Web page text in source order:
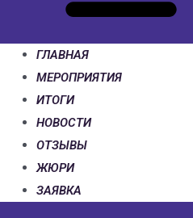
ГЛАВНАЯ
МЕРОПРИЯТИЯ
ИТОГИ
НОВОСТИ
ОТЗЫВЫ
ЖЮРИ
ЗАЯВКА